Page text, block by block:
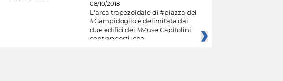
08/10/2018
L'area trapezoidale di #piazza del
#Campidoglio è delimitata dai
due edifici dei #MuseiCapitolini
contrapposti, che